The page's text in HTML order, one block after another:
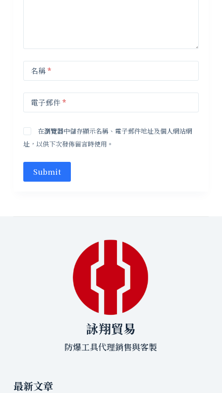
名稱*
電子郵件*
在瀏覽器中儲存顯示名稱、電子郵件地址及個人網站網
址，以供下次發佈留言時使用。
Submit
詠翔貿易
防爆工具代理銷售與客製
最新文章